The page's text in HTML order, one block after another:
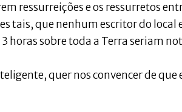
ressurreições e os ressurretos
tais, que nenhum escritor do local
horas sobre toda a Terra seriam
quer nos convencer de que